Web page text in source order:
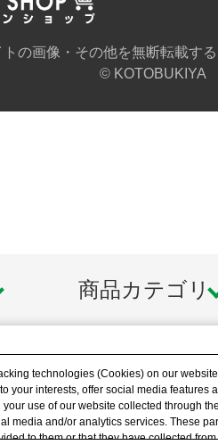
トの画像・その他を無断転載す
© KOTOBUKIYA
商品カテゴリ
technologies (Cookies) on our
your interests, offer social media features
use of our website collected through
media and/or analytics services. These
to them or that they have collected